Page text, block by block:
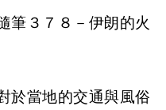
８－伊朗的火
當地的交通與風俗